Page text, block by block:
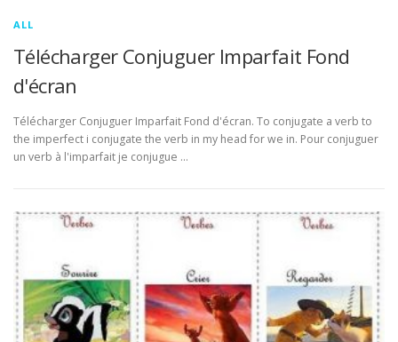
ALL
Télécharger Conjuguer Imparfait Fond
d'écran
Télécharger Conjuguer Imparfait Fond d'écran. To conjugate a verb to
the imperfect i conjugate the verb in my head for we in. Pour conjuguer
un verb à l'imparfait je conjugue …